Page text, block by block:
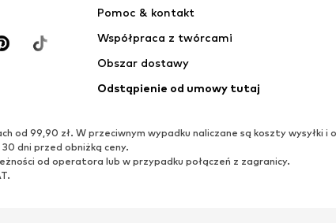
Pomoc & kontakt
Współpraca z twórcami
Obszar dostawy
Odstąpienie od umowy tutaj
od 99,90 zł. W przeciwnym wypadku naliczane są koszty wysyłki i
dni przed obniżką ceny.
od operatora lub w przypadku połączeń z zagranicy.